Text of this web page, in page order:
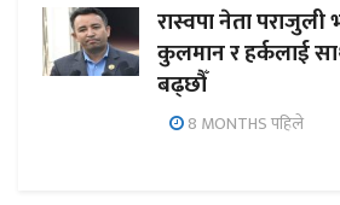
रास्वपा नेता
कुलमान र हर्कलाई
बढ्छौँ
8 MONTHS पहिले